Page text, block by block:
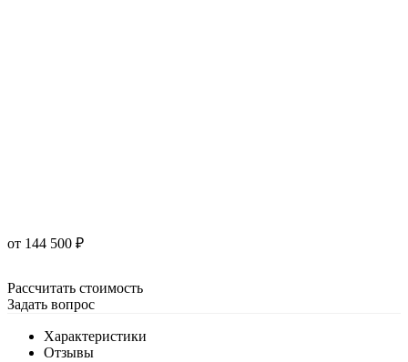
от 144 500 ₽
Рассчитать стоимость
Задать вопрос
Характеристики
Отзывы